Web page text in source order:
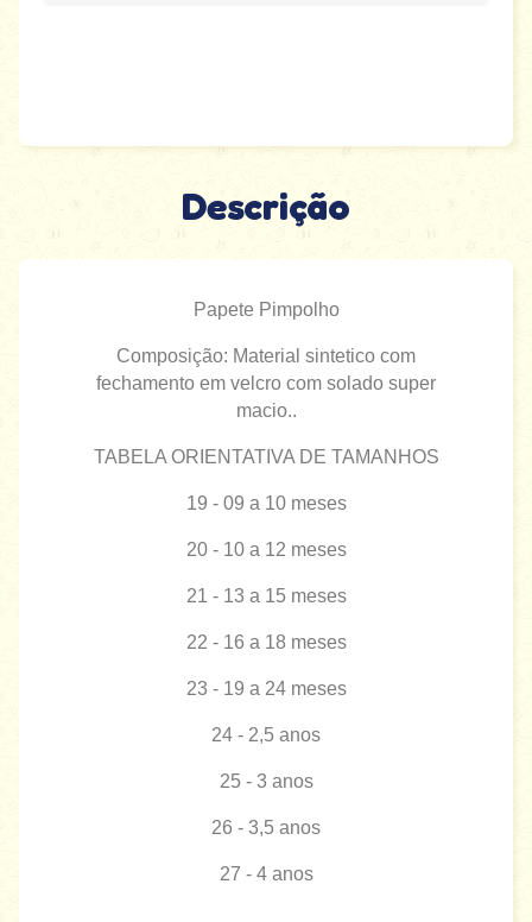
Descrição
Papete Pimpolho
Composição: Material sintetico com
fechamento em velcro com solado super
macio..
TABELA ORIENTATIVA DE TAMANHOS
19 - 09 a 10 meses
20 - 10 a 12 meses
21 - 13 a 15 meses
22 - 16 a 18 meses
23 - 19 a 24 meses
24 - 2,5 anos
25 - 3 anos
26 - 3,5 anos
27 - 4 anos